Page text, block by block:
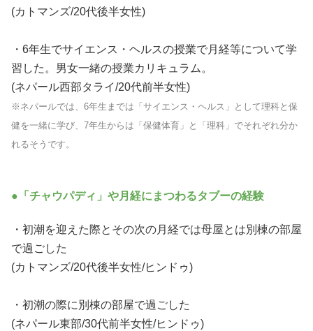
(カトマンズ/20代後半女性)
・6年生でサイエンス・ヘルスの授業で月経等について学
習した。男女一緒の授業カリキュラム。
(ネパール西部タライ/20代前半女性)
※ネパールでは、6年生までは「サイエンス・ヘルス」として理科と保
健を一緒に学び、7年生からは「保健体育」と「理科」でそれぞれ分か
れるそうです。
●「チャウパディ」や月経にまつわるタブーの経験
・初潮を迎えた際とその次の月経では母屋とは別棟の部屋
で過ごした
(カトマンズ/20代後半女性/ヒンドゥ)
・初潮の際に別棟の部屋で過ごした
(ネパール東部/30代前半女性/ヒンドゥ)